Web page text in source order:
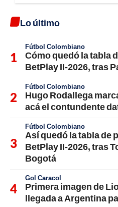
Lo último
Fútbol Colombiano
Cómo quedó la tabla
BetPlay II-2026, tras
Fútbol Colombiano
Hugo Rodallega
acá el contundente
Fútbol Colombiano
Así quedó la tabla de
BetPlay II-2026, tras
Bogotá
Gol Caracol
Primera imagen de
llegada a Argentina